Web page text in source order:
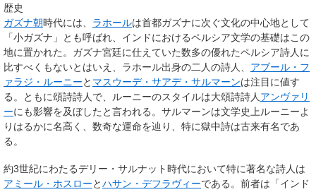
歴史
ガズナ朝時代には、 ラホールは首都ガズナに次ぐ文化の中心地として
「小ガズナ」とも呼ばれ、インドにおけるペルシア文学の基礎はこの
地に置かれた。ガズナ宮廷に仕えていた数多の優れたペルシア詩人に
比すべくもないとはいえ、ラホール出身の二人の詩人、 アブール・フ
ァラジ・ルーニーと マスウーデ・サアデ・サルマーンは注目に値す
る。ともに頌詩詩人で、ルーニーのスタイルは大頌詩詩人 アンヴァリ
ーにも影響を及ぼしたと言われる。サルマーンは文学史上ルーニーよ
りはるかに名高く、数奇な運命を辿り、特に獄中詩は古来有名であ
る。
約3世紀にわたるデリー・サルナット時代において特に著名な詩人は
アミール・ホスローとハサン・デフラヴィーである。前者は「インド